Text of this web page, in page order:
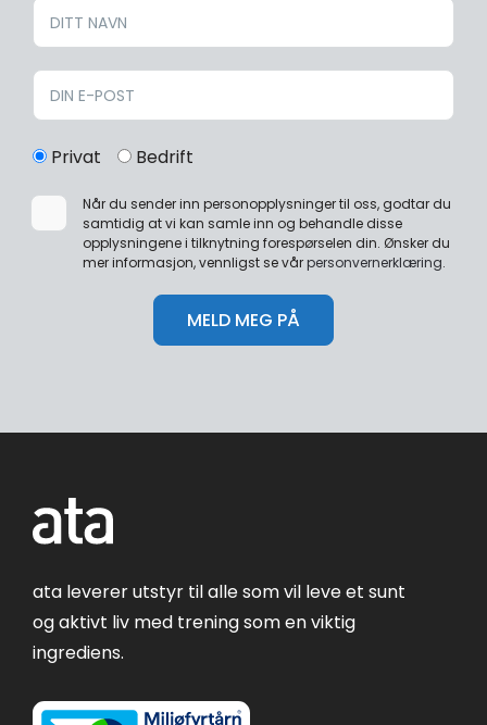
Privat Bedrift
Når du sender inn personopplysninger til oss, godtar du
samtidig at vi kan samle inn og behandle disse
opplysningene i tilknytning forespørselen din. Ønsker du
mer informasjon, vennligst se vårpersonvernerklæring.
ata leverer utstyr til alle som vil leve et sunt
og aktivt liv med trening som en viktig
ingrediens.